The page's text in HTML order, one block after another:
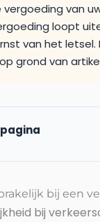
vergoeding van
loopt
van het letsel.
grond van
bij een
bij